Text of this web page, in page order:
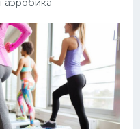
аэробика